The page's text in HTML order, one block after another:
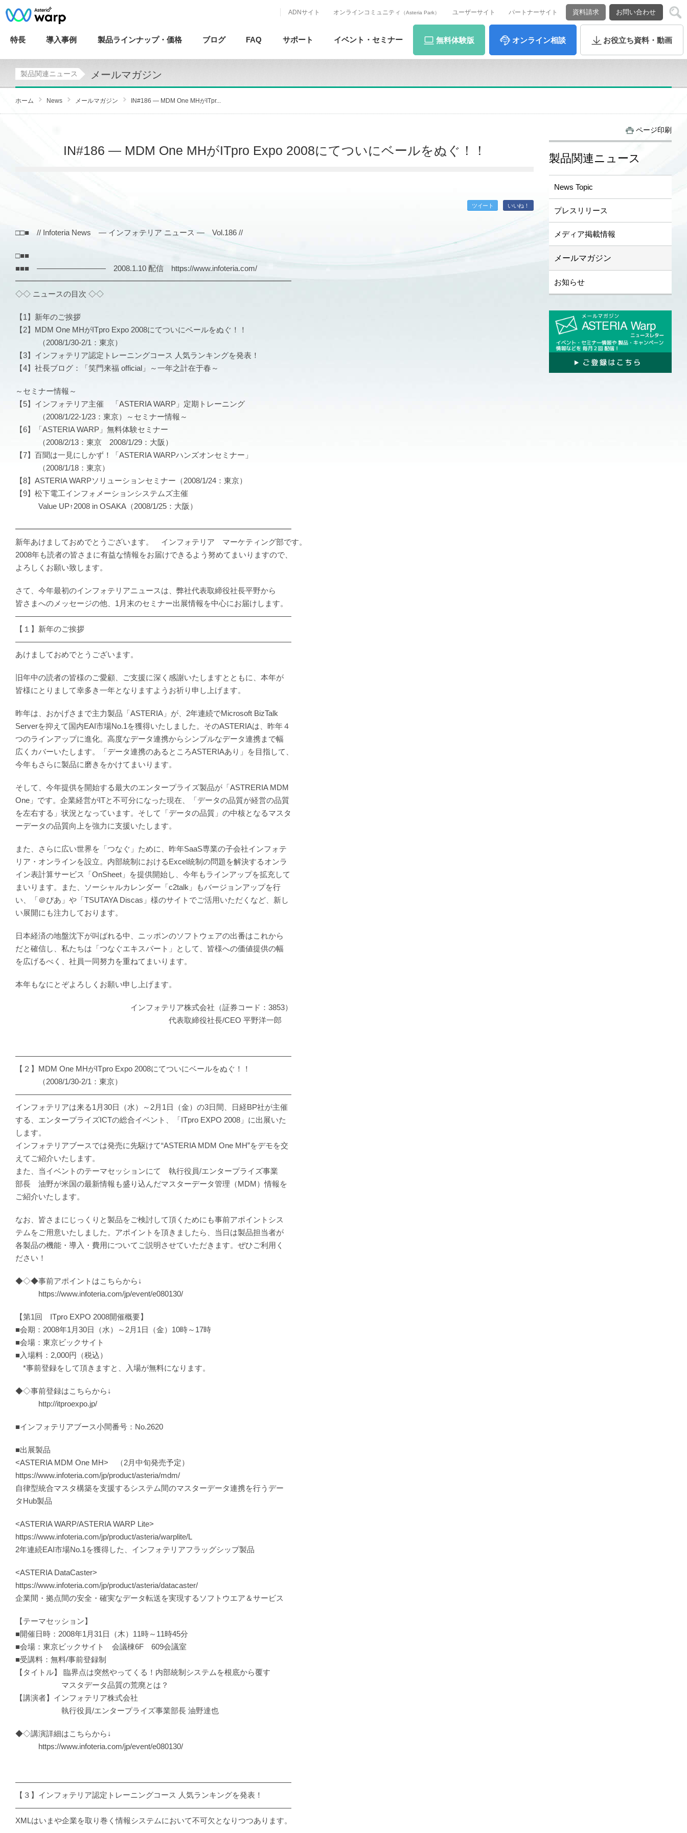
ADNサイト オンラインコミュニティ （Asteria Park） ユーザーサイト パートナーサイト 資料請求 お問い合わせ
特長 導入事例 製品ラインナップ・ 価格 ブログ FAQ サポート イベント・ セミナー 無料体験版 オンライン相談 お役立ち資料・動画
製品関連ニュース メールマガジン
ホーム News メールマガジン IN#186 — MDM One MHがITpr...
IN#186 — MDM One MHがITpro Expo 2008にてついにベールをぬぐ！！
ツイート いいね！
□□■ // Infoteria News — インフォテリア ニュース — Vol.186 //
□■■
■■■ ――――――――― 2008.1.10 配信 https://www.infoteria.com/
━━━━━━━━━━━━━━━━━━━━━━━━━━━━━━━━━━━━
◇◇ ニュースの目次 ◇◇
【1】新年のご挨拶
【2】MDM One MHがITpro Expo 2008にてついにベールをぬぐ！！
（2008/1/30-2/1：東京）
【3】インフォテリア認定トレーニングコース 人気ランキングを発表！
【4】社長ブログ：「笑門来福 official」～一年之計在于春～
～セミナー情報～
【5】インフォテリア主催 「ASTERIA WARP」定期トレーニング
（2008/1/22-1/23：東京）～セミナー情報～
【6】「ASTERIA WARP」無料体験セミナー
（2008/2/13：東京 2008/1/29：大阪）
【7】百聞は一見にしかず！「ASTERIA WARPハンズオンセミナー」
（2008/1/18：東京）
【8】ASTERIA WARPソリューションセミナー（2008/1/24：東京）
【9】松下電工インフォメーションシステムズ主催
Value UP↑2008 in OSAKA（2008/1/25：大阪）
━━━━━━━━━━━━━━━━━━━━━━━━━━━━━━━━━━━━
新年あけましておめでとうございます。 インフォテリア マーケティング部です。
2008年も読者の皆さまに有益な情報をお届けできるよう努めてまいりますので、
よろしくお願い致します。
さて、今年最初のインフォテリアニュースは、弊社代表取締役社長平野から
皆さまへのメッセージの他、1月末のセミナー出展情報を中心にお届けします。
――――――――――――――――――――――――――――――――――――
【１】新年のご挨拶
――――――――――――――――――――――――――――――――――――
あけましておめでとうございます。
旧年中の読者の皆様のご愛顧、ご支援に深く感謝いたしますとともに、本年が
皆様にとりまして幸多き一年となりますようお祈り申し上げます。
昨年は、おかげさまで主力製品「ASTERIA」が、2年連続でMicrosoft BizTalk
Serverを抑えて国内EAI市場No.1を獲得いたしました。そのASTERIAは、昨年４
つのラインアップに進化。高度なデータ連携からシンプルなデータ連携まで幅
広くカバーいたします。「データ連携のあるところASTERIAあり」を目指して、
今年もさらに製品に磨きをかけてまいります。
そして、今年提供を開始する最大のエンタープライズ製品が「ASTRERIA MDM
One」です。企業経営がITと不可分になった現在、「データの品質が経営の品質
を左右する」状況となっています。そして「データの品質」の中核となるマスタ
ーデータの品質向上を強力に支援いたします。
また、さらに広い世界を「つなぐ」ために、昨年SaaS専業の子会社インフォテ
リア・オンラインを設立。内部統制におけるExcel統制の問題を解決するオンラ
イン表計算サービス「OnSheet」を提供開始し、今年もラインアップを拡充して
まいります。また、ソーシャルカレンダー「c2talk」もバージョンアップを行
い、「＠ぴあ」や「TSUTAYA Discas」様のサイトでご活用いただくなど、新し
い展開にも注力しております。
日本経済の地盤沈下が叫ばれる中、ニッポンのソフトウェアの出番はこれから
だと確信し、私たちは「つなぐエキスパート」として、皆様への価値提供の幅
を広げるべく、社員一同努力を重ねてまいります。
本年もなにとぞよろしくお願い申し上げます。
インフォテリア株式会社（証券コード：3853）
代表取締役社長/CEO 平野洋一郎
――――――――――――――――――――――――――――――――――――
【２】MDM One MHがITpro Expo 2008にてついにベールをぬぐ！！
（2008/1/30-2/1：東京）
――――――――――――――――――――――――――――――――――――
インフォテリアは来る1月30日（水）～2月1日（金）の3日間、日経BP社が主催
する、エンタープライズICTの総合イベント、「ITpro EXPO 2008」に出展いた
します。
インフォテリアブースでは発売に先駆けて“ASTERIA MDM One MH”をデモを交
えてご紹介いたします。
また、当イベントのテーマセッションにて 執行役員/エンタープライズ事業
部長 油野が米国の最新情報も盛り込んだマスターデータ管理（MDM）情報を
ご紹介いたします。
なお、皆さまにじっくりと製品をご検討して頂くためにも事前アポイントシス
テムをご用意いたしました。アポイントを頂きましたら、当日は製品担当者が
各製品の機能・導入・費用についてご説明させていただきます。ぜひご利用く
ださい！
◆◇◆事前アポイントはこちらから↓
https://www.infoteria.com/jp/event/e080130/
【第1回 ITpro EXPO 2008開催概要】
■会期：2008年1月30日（水）～2月1日（金）10時～17時
■会場：東京ビックサイト
■入場料：2,000円（税込）
*事前登録をして頂きますと、入場が無料になります。
◆◇事前登録はこちらから↓
http://itproexpo.jp/
■インフォテリアブース小間番号：No.2620
■出展製品
<ASTERIA MDM One MH> （2月中旬発売予定）
https://www.infoteria.com/jp/product/asteria/mdm/
自律型統合マスタ構築を支援するシステム間のマスターデータ連携を行うデー
タHub製品
<ASTERIA WARP/ASTERIA WARP Lite>
https://www.infoteria.com/jp/product/asteria/warplite/L
2年連続EAI市場No.1を獲得した、インフォテリアフラッグシップ製品
<ASTERIA DataCaster>
https://www.infoteria.com/jp/product/asteria/datacaster/
企業間・拠点間の安全・確実なデータ転送を実現するソフトウエア＆サービス
【テーマセッション】
■開催日時：2008年1月31日（木）11時～11時45分
■会場：東京ビックサイト 会議棟6F 609会議室
■受講料：無料/事前登録制
【タイトル】 臨界点は突然やってくる！内部統制システムを根底から覆す
マスタデータ品質の荒廃とは？
【講演者】インフォテリア株式会社
執行役員/エンタープライズ事業部長 油野達也
◆◇講演詳細はこちらから↓
https://www.infoteria.com/jp/event/e080130/
――――――――――――――――――――――――――――――――――――
【３】インフォテリア認定トレーニングコース 人気ランキングを発表！
――――――――――――――――――――――――――――――――――――
XMLはいまや企業を取り巻く情報システムにおいて不可欠となりつつあります。
ページ印刷
製品関連ニュース
News Topic
プレスリリース
メディア掲載情報
メールマガジン
お知らせ